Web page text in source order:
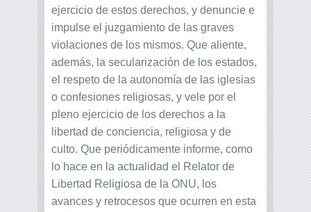
ejercicio de estos derechos, y denuncie e
impulse el juzgamiento de las graves
violaciones de los mismos. Que aliente,
además, la secularización de los estados,
el respeto de la autonomía de las iglesias
o confesiones religiosas, y vele por el
pleno ejercicio de los derechos a la
libertad de conciencia, religiosa y de
culto. Que periódicamente informe, como
lo hace en la actualidad el Relator de
Libertad Religiosa de la ONU, los
avances y retrocesos que ocurren en esta